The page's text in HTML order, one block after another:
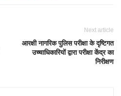
Next article
आरक्षी नागरिक पुलिस परीक्षा के दृष्टिगत
उच्चाधिकारियों द्वारा परीक्षा केंद्र का
निरीक्षण